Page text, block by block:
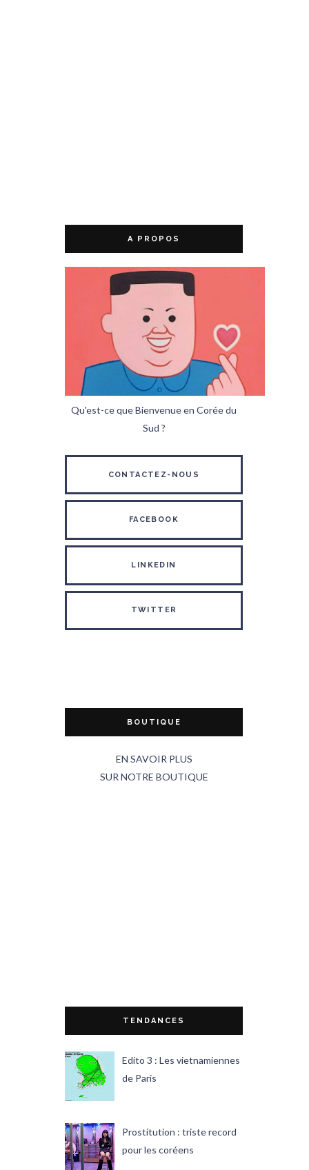
A PROPOS
Qu'est-ce que Bienvenue en Corée du
Sud ?
CONTACTEZ-NOUS
FACEBOOK
LINKEDIN
TWITTER
BOUTIQUE
EN SAVOIR PLUS
SUR NOTRE BOUTIQUE
TENDANCES
Edito 3 : Les vietnamiennes
de Paris
Prostitution : triste record
pour les coréens